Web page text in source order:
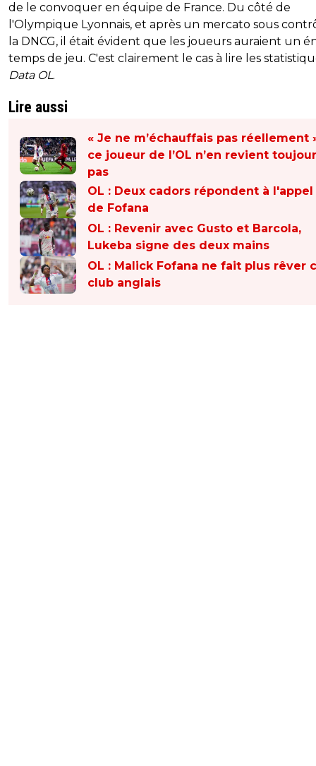
de le convoquer en équipe de France. Du côté de
l'Olympique Lyonnais, et après un mercato sous
la DNCG, il était évident que les joueurs auraient un
temps de jeu. C'est clairement le cas à lire les
Data OL.
Lire aussi
« Je ne m’échauffais pas réellement
ce joueur de l’OL n’en revient
pas
OL : Deux cadors répondent à l'appel
de Fofana
OL : Revenir avec Gusto et Barcola,
Lukeba signe des deux mains
OL : Malick Fofana ne fait plus rêver
club anglais